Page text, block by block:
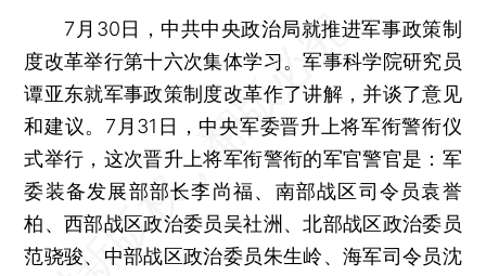
7月30日，中共中央政治局就推进军事政策制
度改革举行第十六次集体学习。军事科学院研究员
谭亚东就军事政策制度改革作了讲解，并谈了意见
和建议。7月31日，中央军委晋升上将军衔警衔仪
式举行，这次晋升上将军衔警衔的军官警官是：军
委装备发展部部长李尚福、南部战区司令员袁誉
柏、西部战区政治委员吴社洲、北部战区政治委员
范骁骏、中部战区政治委员朱生岭、海军司令员沈